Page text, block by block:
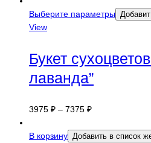
Выберите параметры
View
Букет
лаванда”
3975 ₽ – 7375 ₽
В корзину Добавить в список